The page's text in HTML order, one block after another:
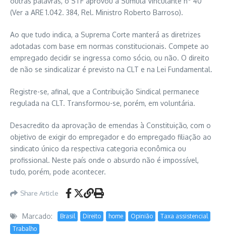
(Ver a ARE 1.042. 384, Rel. Ministro Roberto Barroso).
Ao que tudo indica, a Suprema Corte manterá as diretrizes
adotadas com base em normas constitucionais. Compete ao
empregado decidir se ingressa como sócio, ou não. O direito
de não se sindicalizar é previsto na CLT e na Lei Fundamental.
Registre-se, afinal, que a Contribuição Sindical permanece
regulada na CLT. Transformou-se, porém, em voluntária.
Desacredito da aprovação de emendas à Constituição, com o
objetivo de exigir do empregador e do empregado filiação ao
sindicato único da respectiva categoria econômica ou
profissional. Neste país onde o absurdo não é impossível,
tudo, porém, pode acontecer.
Share Article
Marcado: Brasil Direito home Opinião
Taxa assistencial
Trabalho